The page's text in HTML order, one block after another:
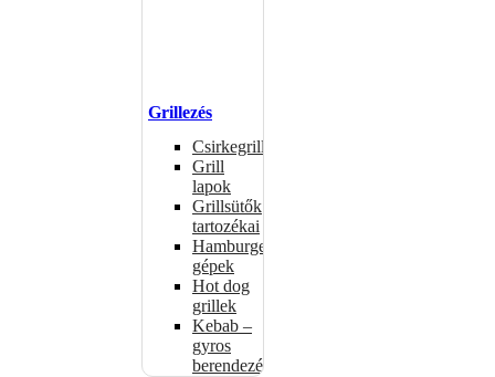
Grillezés
Csirkegrillek
Grill
lapok
Grillsütők
tartozékai
Hamburgerformázó
gépek
Hot dog
grillek
Kebab –
gyros
berendezés